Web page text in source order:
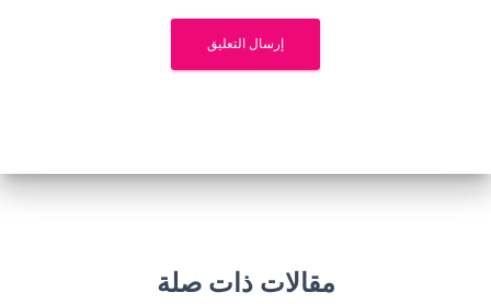
مقالات ذات صلة